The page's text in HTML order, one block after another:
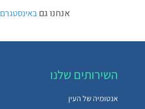
אנחנו גםבאינסטגרם
השירותים שלנו
אנטומיה של העין